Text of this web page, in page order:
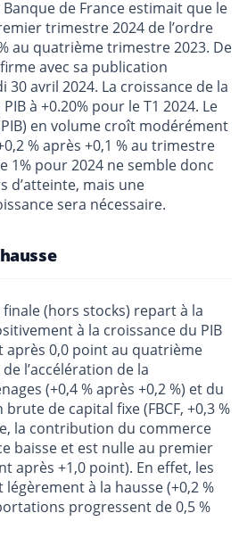
de France estimait que le
trimestre 2024 de l’ordre
au quatrième trimestre 2023. De
avec sa publication
avril 2024. La croissance de la
à +0.20% pour le T1 2024. Le
en volume croît modérément
% après +0,1 % au trimestre
1% pour 2024 ne semble donc
d’atteinte, mais une
sera nécessaire.
(hors stocks) repart à la
à la croissance du PIB
après 0,0 point au quatrième
l’accélération de la
(+0,4 % après +0,2 %) et du
de capital fixe (FBCF, +0,3 %
la contribution du commerce
baisse et est nulle au premier
après +1,0 point). En effet, les
à la hausse (+0,2 %
progressent de 0,5 %